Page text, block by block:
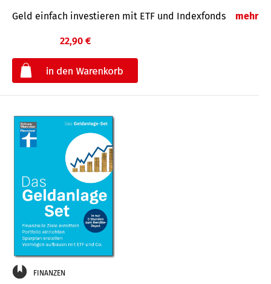
Geld einfach investieren mit ETF und Indexfonds mehr
22,90 €
FINANZEN